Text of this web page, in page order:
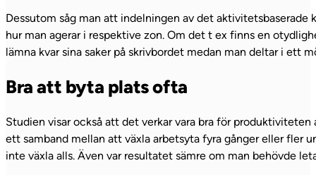
Dessutom såg man att indelningen av det
hur man agerar i respektive zon. Om det t ex finns en
lämna kvar sina saker på skrivbordet medan man deltar i ett
Bra att byta plats ofta
Studien visar också att det verkar vara bra för
ett samband mellan att växla arbetsyta fyra gånger eller fler
inte växla alls. Även var resultatet sämre om man behövde